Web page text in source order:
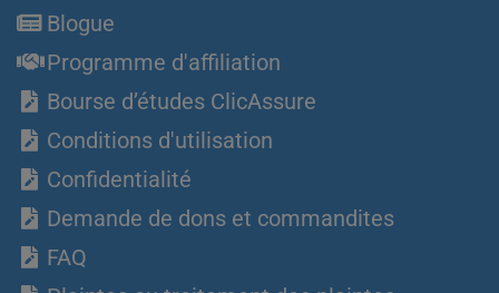
Blogue
Programme d'affiliation
Bourse d’études ClicAssure
Conditions d'utilisation
Confidentialité
Demande de dons et commandites
FAQ